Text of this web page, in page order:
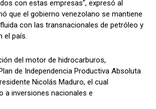
con estas empresas", expresó al
que el gobierno venezolano se mantiene
con las transnacionales de petróleo y
el país.
del motor de hidrocarburos,
de Independencia Productiva Absoluta
Nicolás Maduro, el cual
a inversiones nacionales e